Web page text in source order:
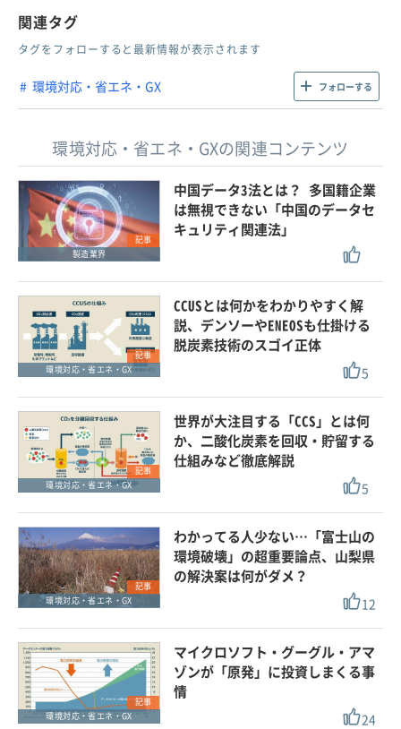
関連タグ
タグをフォローすると最新情報が表示されます
環境対応・省エネ・GX フォローする
環境対応・省エネ・GXの関連コンテンツ
記事
製造業界
中国データ3法とは？ 多国籍企業
は無視できない「中国のデータセ
キュリティ関連法」
記事
環境対応・省エネ・GX
CCUSとは何かをわかりやすく解
説、デンソーやENEOSも仕掛ける
脱炭素技術のスゴイ正体
5
記事
環境対応・省エネ・GX
世界が大注目する「CCS」とは何
か、二酸化炭素を回収・貯留する
仕組みなど徹底解説
5
記事
環境対応・省エネ・GX
わかってる人少ない…「富士山の
環境破壊」の超重要論点、山梨県
の解決案は何がダメ？
12
記事
環境対応・省エネ・GX
マイクロソフト・グーグル・アマ
ゾンが「原発」に投資しまくる事
情
24